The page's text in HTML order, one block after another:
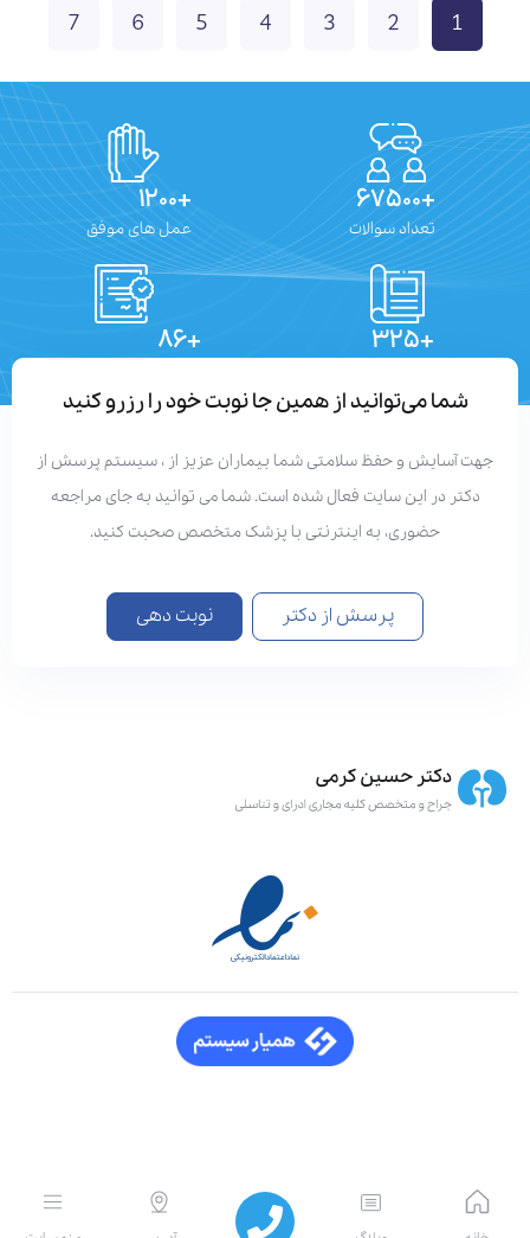
1
2
3
4
5
6
7
+۶۷۵۰۰
تعداد سوالات
+۱۲۰۰
عمل های موفق
+۳۲۵ +۸۶
شما می‌توانید از همین جا نوبت خود را رزرو کنید
جهت آسایش و حفظ سلامتی شما بیماران عزیز از ، سیستم پرسش از
دکتر در این سایت فعال شده است. شما می توانید به جای مراجعه
حضوری، به اینترنتی با پزشک متخصص صحبت کنید.
پرسش از دکتر نوبت دهی